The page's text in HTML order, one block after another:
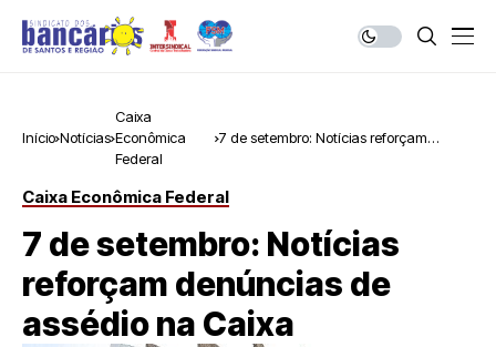
Início Notícias
Caixa
Econômica
Federal
7 de setembro: Notícias reforçam
Caixa Econômica Federal
7 de setembro: Notícias
reforçam denúncias de
assédio na Caixa